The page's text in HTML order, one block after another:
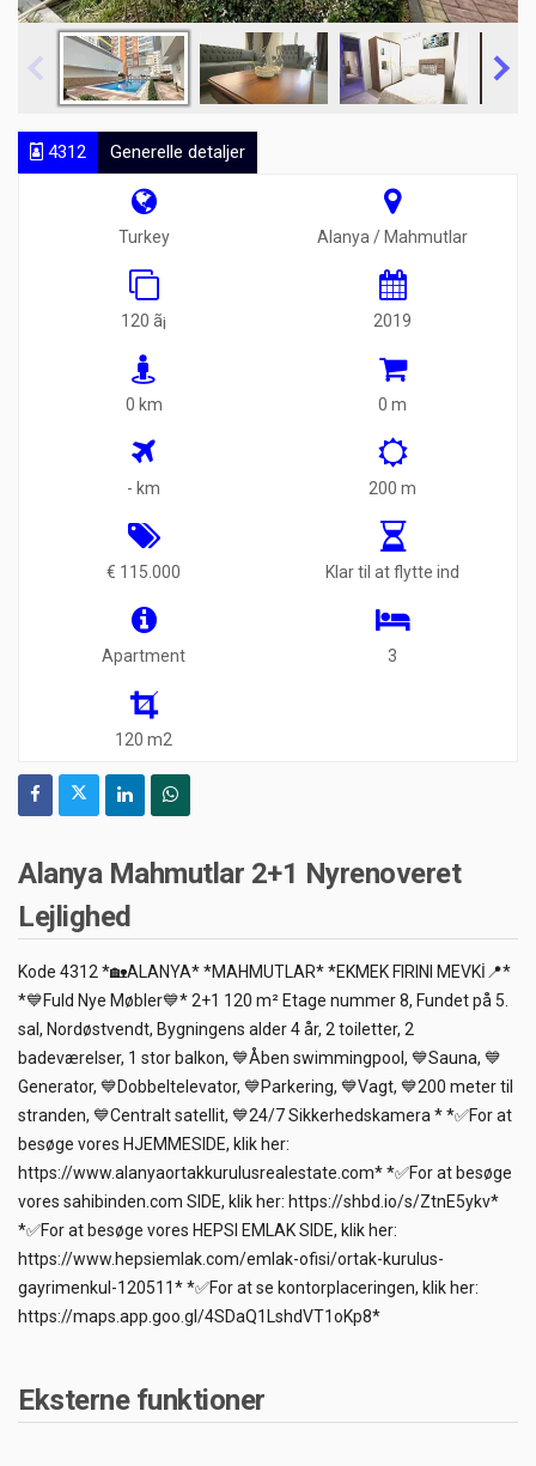
4312 Generelle detaljer
Turkey Alanya / Mahmutlar
120 ã¡ 2019
0 km 0 m
- km 200 m
€ 115.000 Klar til at flytte ind
Apartment 3
120 m2
Alanya Mahmutlar 2+1 Nyrenoveret
Lejlighed
Kode 4312 *🏡ALANYA* *MAHMUTLAR* *EKMEK FIRINI MEVKİ📍*
*💙Fuld Nye Møbler💙* 2+1 120 m² Etage nummer 8, Fundet på 5.
sal, Nordøstvendt, Bygningens alder 4 år, 2 toiletter, 2
badeværelser, 1 stor balkon, 💙Åben swimmingpool, 💙Sauna, 💙
Generator, 💙Dobbeltelevator, 💙Parkering, 💙Vagt, 💙200 meter til
stranden, 💙Centralt satellit, 💙24/7 Sikkerhedskamera * *✅For at
besøge vores HJEMMESIDE, klik her:
https://www.alanyaortakkurulusrealestate.com* *✅For at besøge
vores sahibinden.com SIDE, klik her: https://shbd.io/s/ZtnE5ykv*
*✅For at besøge vores HEPSI EMLAK SIDE, klik her:
https://www.hepsiemlak.com/emlak-ofisi/ortak-kurulus-
gayrimenkul-120511* *✅For at se kontorplaceringen, klik her:
https://maps.app.goo.gl/4SDaQ1LshdVT1oKp8*
Eksterne funktioner